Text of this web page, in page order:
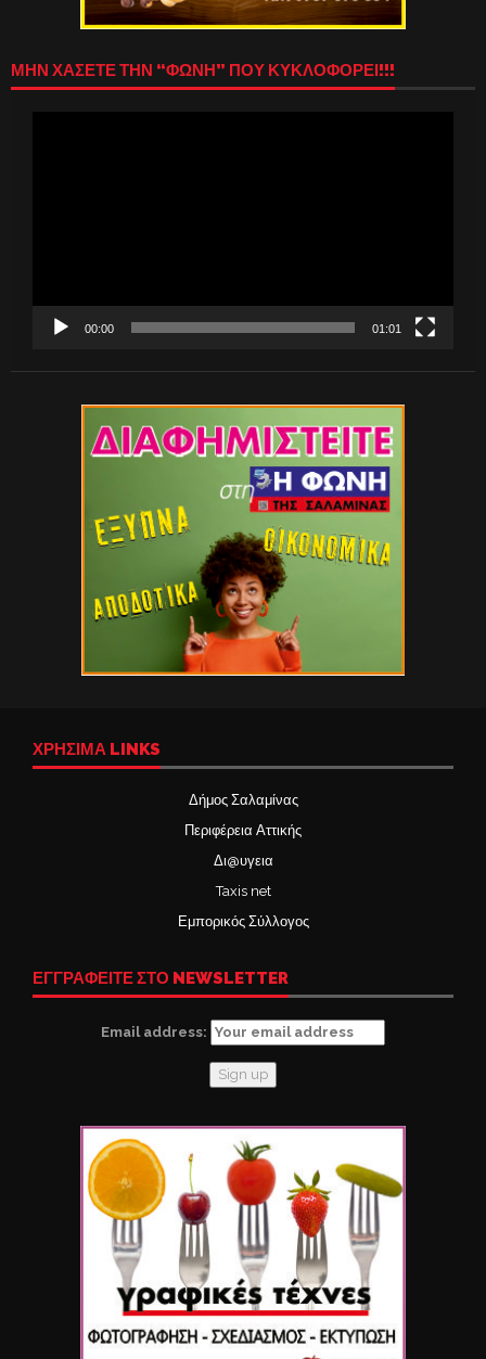
ΜΗΝ ΧΑΣΕΤΕ ΤΗΝ “ΦΩΝΗ” ΠΟΥ ΚΥΚΛΟΦΟΡΕΙ!!!
00:00 01:01
ΧΡΉΣΙΜΑ LINKS
Δήμος Σαλαμίνας
Περιφέρεια Αττικής
Δι@υγεια
Taxis net
Εμπορικός Σύλλογος
ΕΓΓΡΑΦΕΙΤΕ ΣΤΟ NEWSLETTER
Email address: